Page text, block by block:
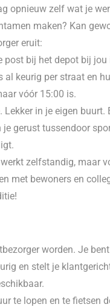
opnieuw zelf wat je
maken? Kan
eruit:
post bij het depot bij
al keurig per straat en
vóór 15:00 is.
Lekker in je eigen
gerust tussendoor
zelfstandig, maar
met bewoners en
worden. Je
en stelt je
te lopen en te